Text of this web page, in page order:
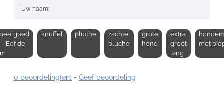
Uw naam:
Eef de
knuffel pluche
zachte
pluche
grote
hond
extra
groot
lang
met
0 beoordeling(en) - Geef beoordeling